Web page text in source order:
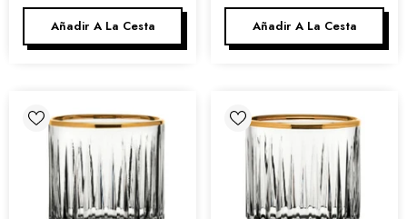
Añadir A La Cesta Añadir A La Cesta